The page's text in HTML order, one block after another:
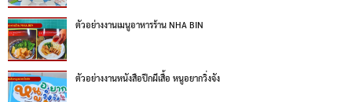
ตัวอย่างงานเมนูอาหารร้าน NHA BIN
ตัวอย่างงานหนังสือปีกผีเสื้อ หนูอยากวิ่งจัง